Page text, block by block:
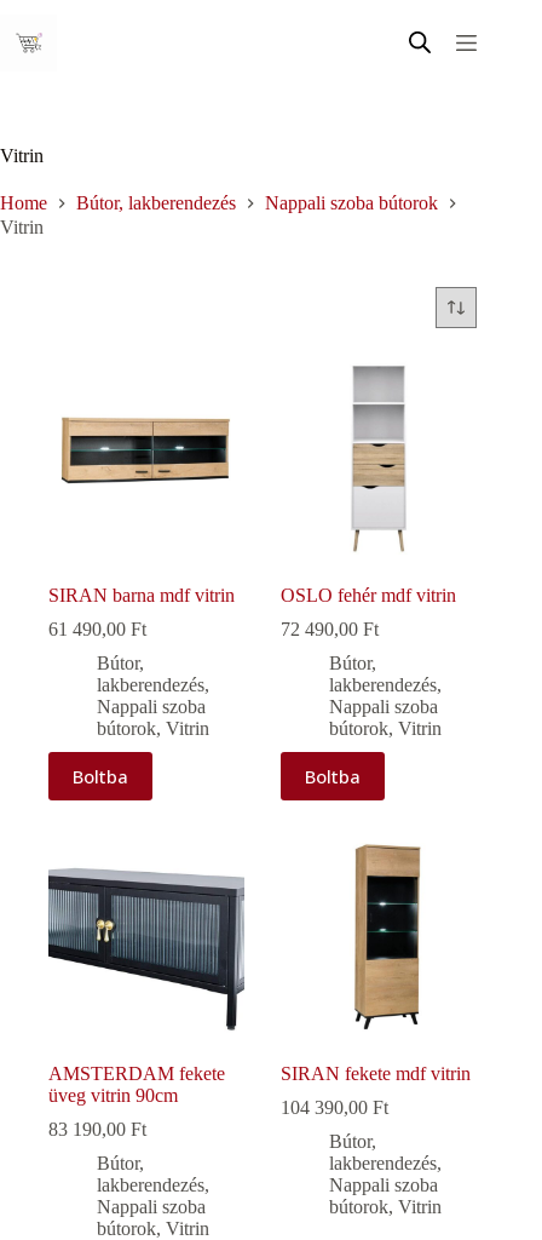
content
Vitrin
Home Bútor, lakberendezés
Nappali szoba bútorok
Vitrin
SIRAN barna mdf vitrin
61 490,00 Ft
Bútor,
lakberendezés,
Nappali szoba
bútorok, Vitrin
Boltba
OSLO fehér mdf vitrin
72 490,00Ft
Bútor,
lakberendezés,
Nappali szoba
bútorok,Vitrin
Boltba
AMSTERDAM fekete
üveg vitrin 90cm
83 190,00 Ft
Bútor,
lakberendezés,
Nappali szoba
bútorok, Vitrin
SIRAN fekete mdf vitrin
104 390,00Ft
Bútor,
lakberendezés,
Nappali szoba
bútorok,Vitrin